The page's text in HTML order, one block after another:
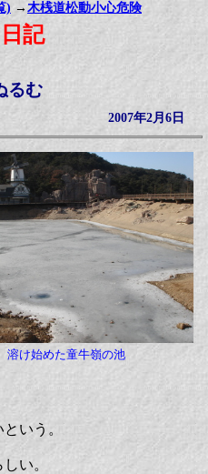
) → 木桟道松動小心危険
記
るむ
2007年2月6日
溶け始めた童牛嶺の池
いう。
い。